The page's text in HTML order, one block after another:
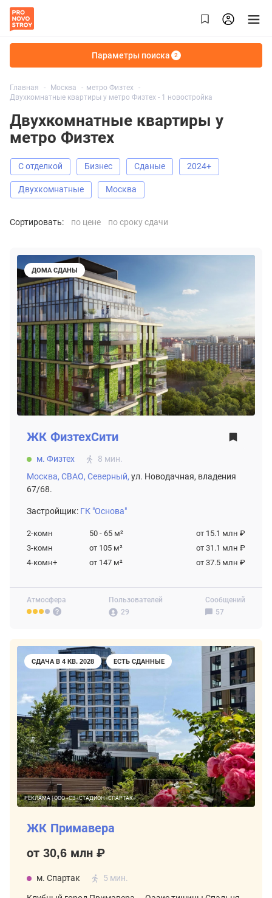
Параметры поиска 2
Главная Москва
метро Физтех
Двухкомнатные квартиры у метро Физтех - 1 новостройка
Двухкомнатные квартиры у
метро Физтех
С отделкой Бизнес Сданые 2024+
Двухкомнатные Москва
Сортировать: по цене по сроку сдачи
ДОМА СДАНЫ
Атмосфера
Пользователей
29
Сообщений
57
ЖК ФизтехСити
м. Физтех
8 мин.
Москва, СВАО, Северный, ул. Новодачная, владения
67/68.
Застройщик: ГК "Основа"
2-комн 50 - 65 м²
от 15.1 млн ₽
3-комн
от 105 м²
от 31.1 млн ₽
4-комн+
от 147 м² от 37.5 млн ₽
СДАЧА В 4 КВ. 2028 ЕСТЬ СДАННЫЕ
РЕКЛАМА | ООО «СЗ «СТАДИОН «СПАРТАК»
ЖК Примавера
от 30,6 млн ₽
м. Спартак 5 мин.